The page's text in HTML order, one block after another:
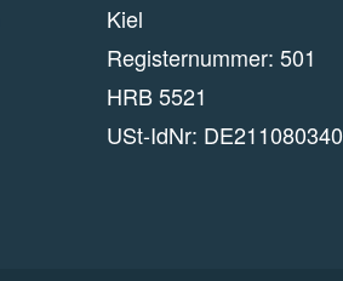
Kiel
Registernummer: 501
HRB 5521
USt-IdNr: DE211080340